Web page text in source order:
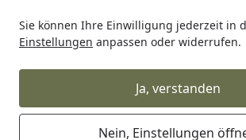
Sie können Ihre Einwilligung jederzeit in
Einstellungen anpassen oder widerrufen.
Ja, verstanden
Nein, Einstellungen
Startseite
Spec-X Spec-X Reifen wuchten
Spec-X Welle für